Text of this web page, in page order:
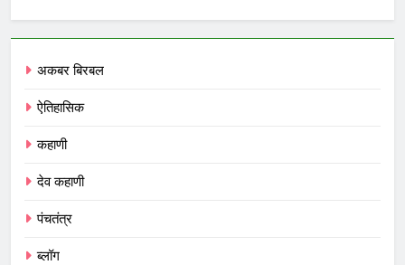
अकबर बिरबल
ऐतिहासिक
कहाणी
देव कहाणी
पंचतंत्र
ब्लॉग